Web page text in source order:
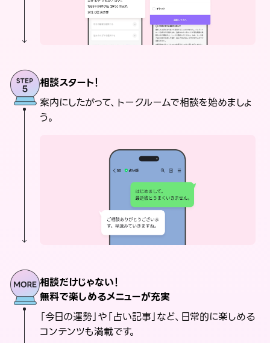
相談スタート！
案内にしたがって、トークルームで相談を始めましょ
う。
相談だけじゃない！
無料で楽しめるメニューが充実
「今日の運勢」や「占い記事」など、日常的に楽しめる
コンテンツも満載です。